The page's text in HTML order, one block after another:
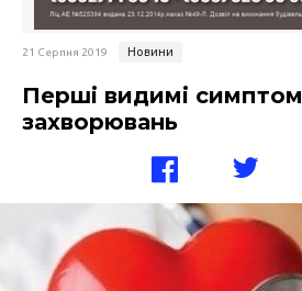
21 Серпня 2019 Новини
Перші видимі
захворювань